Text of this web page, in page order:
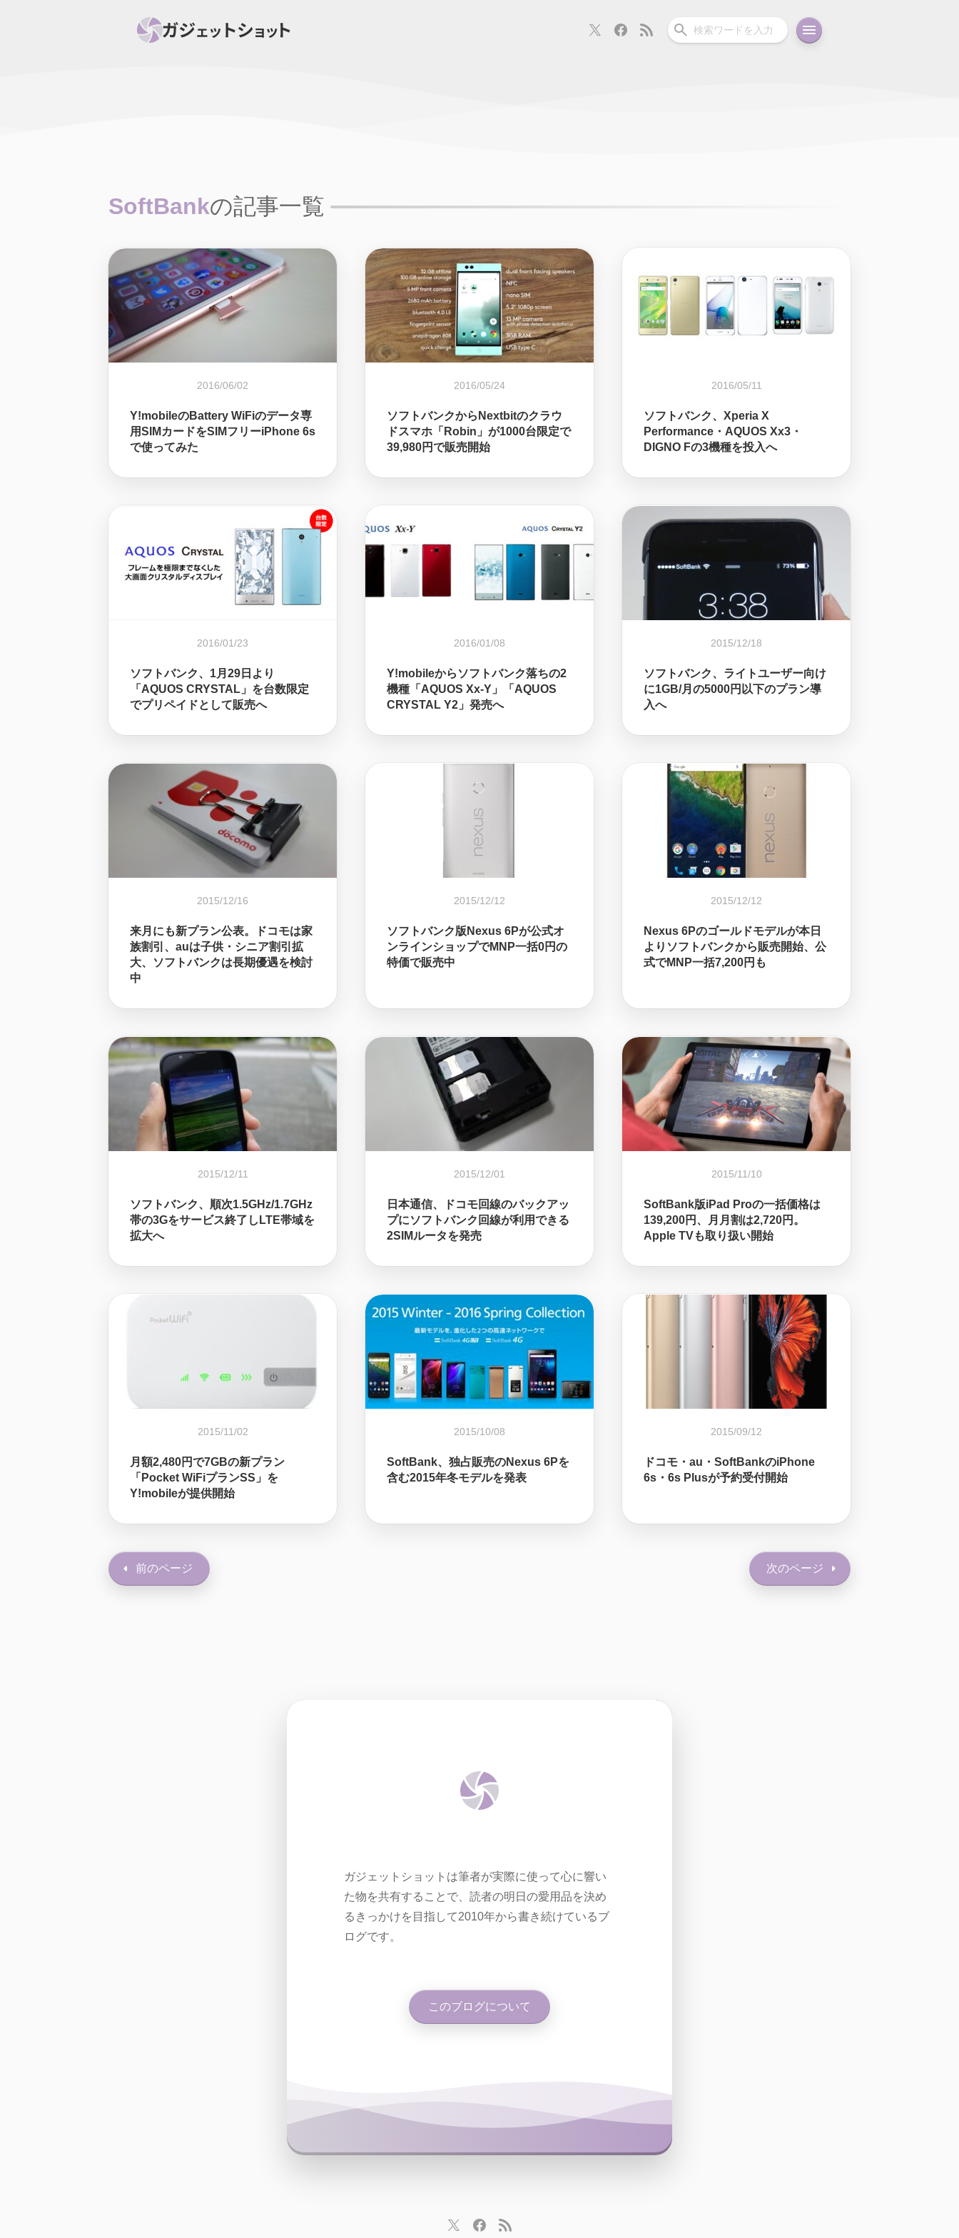
SoftBankの記事一覧
2016/06/02
Y!mobileのBattery WiFiのデータ専
用SIMカードをSIMフリーiPhone 6s
で使ってみた
2016/05/24
ソフトバンクからNextbitのクラウ
ドスマホ「Robin」が1000台限定で
39,980円で販売開始
2016/05/11
ソフトバンク、Xperia X
Performance・AQUOS Xx3・
DIGNO Fの3機種を投入へ
2016/01/23
ソフトバンク、1月29日より
「AQUOS CRYSTAL」を台数限定
でプリペイドとして販売へ
2016/01/08
Y!mobileからソフトバンク落ちの2
機種「AQUOS Xx-Y」「AQUOS
CRYSTAL Y2」発売へ
2015/12/18
ソフトバンク、ライトユーザー向け
に1GB/月の5000円以下のプラン導
入へ
2015/12/16
来月にも新プラン公表。ドコモは家
族割引、auは子供・シニア割引拡
大、ソフトバンクは長期優遇を検討
中
2015/12/12
ソフトバンク版Nexus 6Pが公式オ
ンラインショップでMNP一括0円の
特価で販売中
2015/12/12
Nexus 6Pのゴールドモデルが本日
よりソフトバンクから販売開始、公
式でMNP一括7,200円も
2015/12/11
ソフトバンク、順次1.5GHz/1.7GHz
帯の3Gをサービス終了しLTE帯域を
拡大へ
2015/12/01
日本通信、ドコモ回線のバックアッ
プにソフトバンク回線が利用できる
2SIMルータを発売
2015/11/10
SoftBank版iPad Proの一括価格は
139,200円、月月割は2,720円。
Apple TVも取り扱い開始
2015/11/02
月額2,480円で7GBの新プラン
「Pocket WiFiプランSS」を
Y!mobileが提供開始
2015/10/08
SoftBank、独占販売のNexus 6Pを
含む2015年冬モデルを発表
2015/09/12
ドコモ・au・SoftBankのiPhone
6s・6s Plusが予約受付開始
前のページ 次のページ
ガジェットショットは筆者が実際に使って心に響い
た物を共有することで、読者の明日の愛用品を決め
るきっかけを目指して2010年から書き続けているブ
ログです。
このブログについて